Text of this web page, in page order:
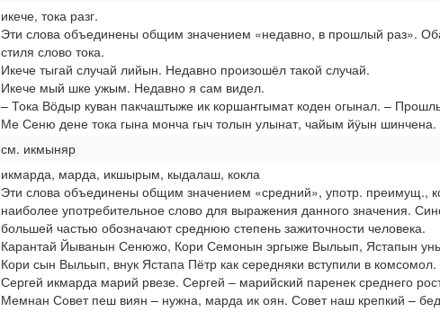
икече, тока разг.
Эти слова объединены общим значением «недавно, в прошлый раз».
стиля слово тока.
Икече тыгай случай лийын. Недавно произошёл такой случай.
Икече мый шке ужым. Недавно я сам видел.
– Тока Вӧдыр куван пакчаштыже ик коршаҥгымат коден огынал. –
Ме Сеню дене тока гына монча гыч толын улынат, чайым йӱын
см. икмыняр
икмарда, марда, икшырым, кыдалаш, кокла
Эти слова объединены общим значением «средний», употр. преимущ.,
наиболее употребительное слово для выражения данного значения.
большей частью обозначают среднюю степень зажиточности человека.
Карантай Йыванын Сенюжо, Кори Семонын эргыже Выльып, Ястапын
Кори сын Выльып, внук Ястапа Пётр как середняки вступили в комсомол.
Сергей икмарда марий рвезе. Сергей – марийский паренек среднего
Мемнан Совет пеш виян – нужна, марда ик оян. Совет наш крепкий –